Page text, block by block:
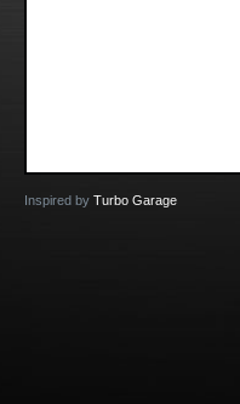
Inspired by Turbo Garage